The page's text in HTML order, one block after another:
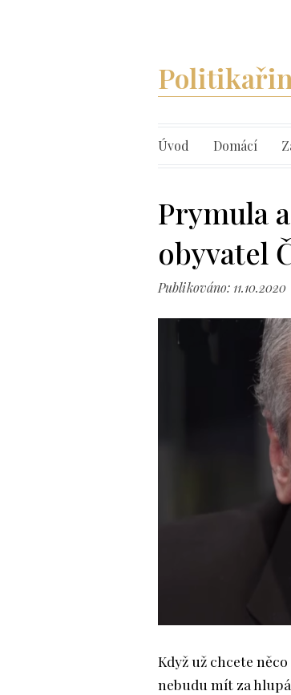
Úvod Domácí
Prymula
obyvatel
Publikováno: 11.10.2020
Když už chcete
nebudu mít za